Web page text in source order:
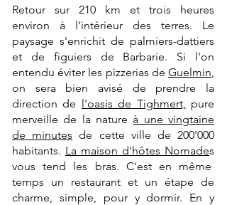
Retour sur 210 km et trois heures
environ à l'intérieur des terres. Le
paysage s'enrichit de palmiers-dattiers
et de figuiers de Barbarie. Si l'on
entendu éviter les pizzerias de Guelmin,
on sera bien avisé de prendre la
direction de l'oasis de Tighmert, pure
merveille de la nature à une vingtaine
de minutes de cette ville de 200'000
habitants. La maison d'hôtes Nomades
vous tend les bras. C'est en même
temps un restaurant et un étape de
charme, simple, pour y dormir. En y